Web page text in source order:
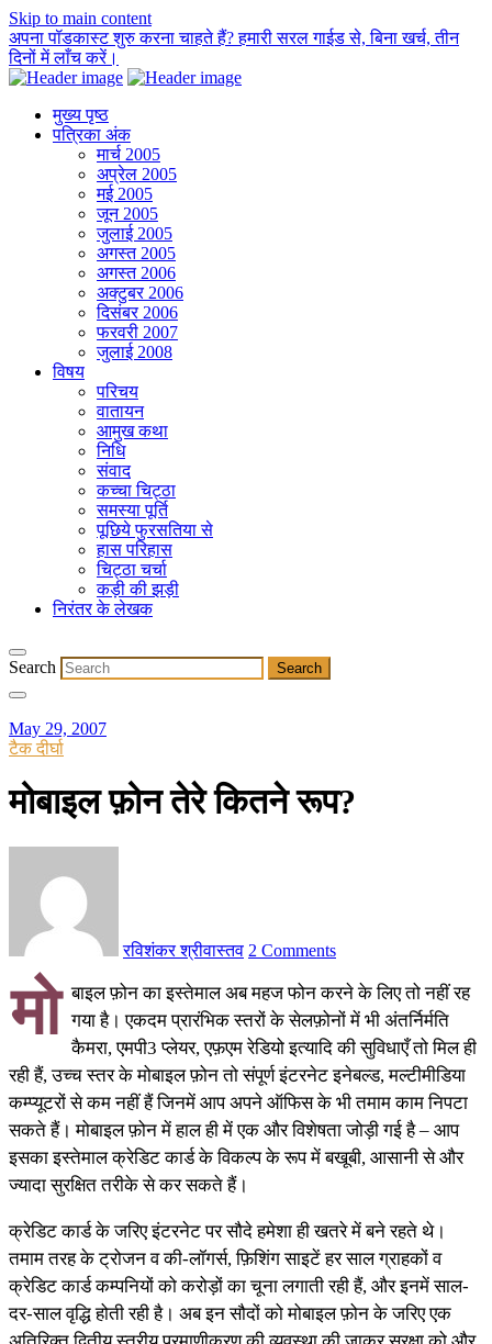
Skip to main content
अपना पॉडकास्ट शुरु करना चाहते हैं? हमारी सरल गाईड से, बिना खर्च, तीन
दिनों में लाँच करें।
मुख्य पृष्ठ
पत्रिका अंक
मार्च 2005
अप्रेल 2005
मई 2005
जून 2005
जुलाई 2005
अगस्त 2005
अगस्त 2006
अक्टुबर 2006
दिसंबर 2006
फरवरी 2007
जुलाई 2008
विषय
परिचय
वातायन
आमुख कथा
निधि
संवाद
कच्चा चिट्ठा
समस्या पूर्ति
पूछिये फुरसतिया से
हास परिहास
चिट्ठा चर्चा
कड़ी की झड़ी
निरंतर के लेखक
Search
May 29, 2007
टैक दीर्घा
मोबाइल फ़ोन तेरे कितने रूप?
रविशंकर श्रीवास्तव 2 Comments
मो बाइल फ़ोन का इस्तेमाल अब महज फोन करने के लिए तो नहीं रह
गया है। एकदम प्रारंभिक स्तरों के सेलफ़ोनों में भी अंतर्निर्मति
कैमरा, एमपी3 प्लेयर, एफ़एम रेडियो इत्यादि की सुविधाएँ तो मिल ही
रही हैं, उच्च स्तर के मोबाइल फ़ोन तो संपूर्ण इंटरनेट इनेबल्ड, मल्टीमीडिया
कम्प्यूटरों से कम नहीं हैं जिनमें आप अपने ऑफिस के भी तमाम काम निपटा
सकते हैं। मोबाइल फ़ोन में हाल ही में एक और विशेषता जोड़ी गई है – आप
इसका इस्तेमाल क्रेडिट कार्ड के विकल्प के रूप में बखूबी, आसानी से और
ज्यादा सुरक्षित तरीके से कर सकते हैं।
क्रेडिट कार्ड के जरिए इंटरनेट पर सौदे हमेशा ही खतरे में बने रहते थे।
तमाम तरह के ट्रोजन व की-लॉगर्स, फ़िशिंग साइटें हर साल ग्राहकों व
क्रेडिट कार्ड कम्पनियों को करोड़ों का चूना लगाती रही हैं, और इनमें साल-
दर-साल वृद्धि होती रही है। अब इन सौदों को मोबाइल फ़ोन के जरिए एक